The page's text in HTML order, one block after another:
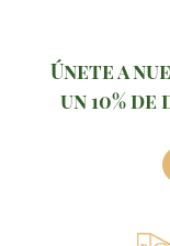
Únete a
un 10%